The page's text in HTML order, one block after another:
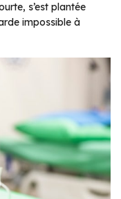
s’est plantée
impossible à